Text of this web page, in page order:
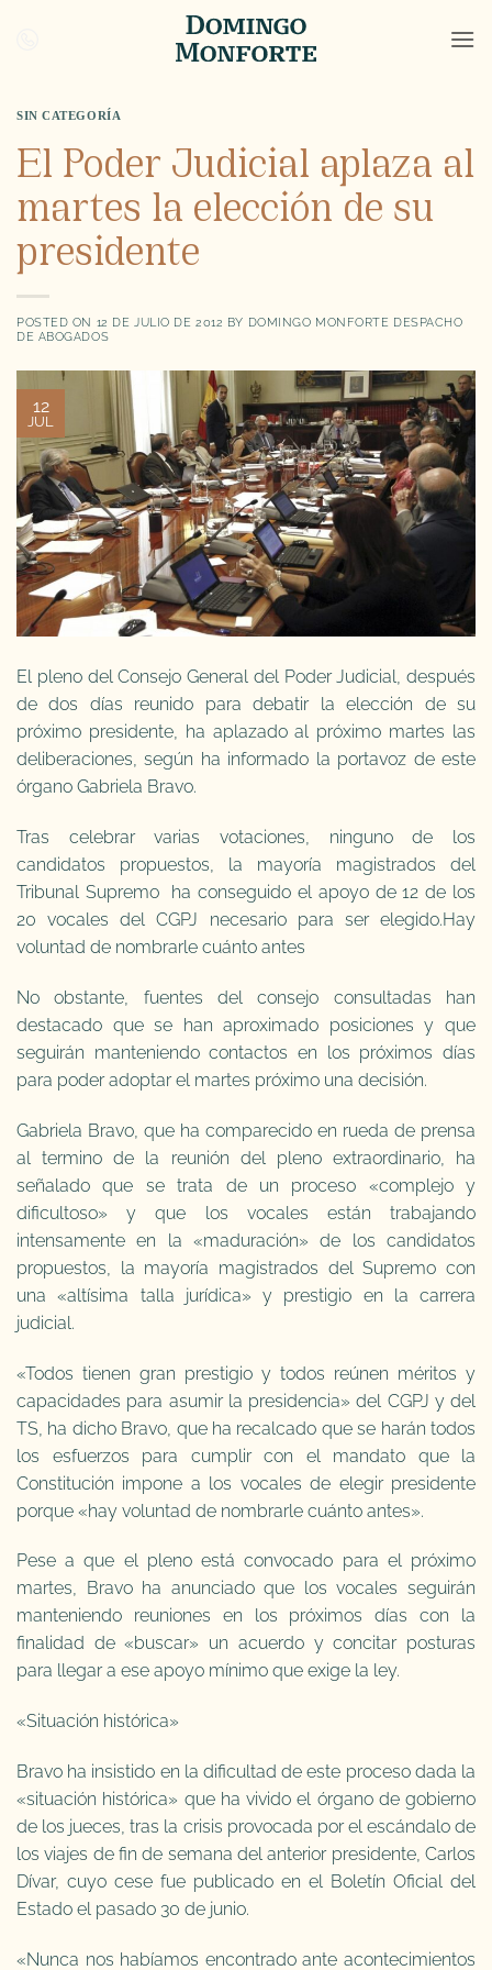
SIN CATEGORÍA
El Poder Judicial aplaza al
martes la elección de su
presidente
POSTED ON 12 DE JULIO DE 2012 BY DOMINGO MONFORTE DESPACHO
DE ABOGADOS
12
JUL
El pleno del Consejo General del Poder Judicial, después
de dos días reunido para debatir la elección de su
próximo presidente, ha aplazado al próximo martes las
deliberaciones, según ha informado la portavoz de este
órgano Gabriela Bravo.
Tras celebrar varias votaciones, ninguno de los
candidatos propuestos, la mayoría magistrados del
Tribunal Supremo ha conseguido el apoyo de 12 de los
20 vocales del CGPJ necesario para ser elegido.Hay
voluntad de nombrarle cuánto antes
No obstante, fuentes del consejo consultadas han
destacado que se han aproximado posiciones y que
seguirán manteniendo contactos en los próximos días
para poder adoptar el martes próximo una decisión.
Gabriela Bravo, que ha comparecido en rueda de prensa
al termino de la reunión del pleno extraordinario, ha
señalado que se trata de un proceso «complejo y
dificultoso» y que los vocales están trabajando
intensamente en la «maduración» de los candidatos
propuestos, la mayoría magistrados del Supremo con
una «altísima talla jurídica» y prestigio en la carrera
judicial.
«Todos tienen gran prestigio y todos reúnen méritos y
capacidades para asumir la presidencia» del CGPJ y del
TS, ha dicho Bravo, que ha recalcado que se harán todos
los esfuerzos para cumplir con el mandato que la
Constitución impone a los vocales de elegir presidente
porque «hay voluntad de nombrarle cuánto antes».
Pese a que el pleno está convocado para el próximo
martes, Bravo ha anunciado que los vocales seguirán
manteniendo reuniones en los próximos días con la
finalidad de «buscar» un acuerdo y concitar posturas
para llegar a ese apoyo mínimo que exige la ley.
«Situación histórica»
Bravo ha insistido en la dificultad de este proceso dada la
«situación histórica» que ha vivido el órgano de gobierno
de los jueces, tras la crisis provocada por el escándalo de
los viajes de fin de semana del anterior presidente, Carlos
Dívar, cuyo cese fue publicado en el Boletín Oficial del
Estado el pasado 30 de junio.
«Nunca nos habíamos encontrado ante acontecimientos